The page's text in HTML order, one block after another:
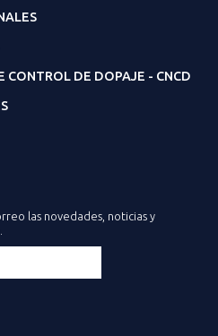
CONTROL DE DOPAJE - CNCD
las novedades, noticias y